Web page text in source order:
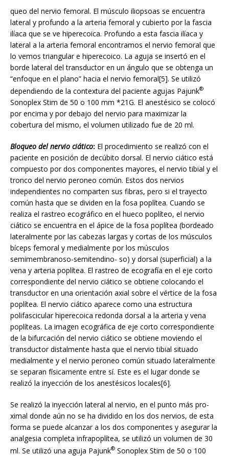
queo del nervio femoral. El músculo iliopsoas se encuentra
lateral y profundo a la arteria femoral y cubierto por la fascia
ilíaca que se ve hiperecoica. Profundo a esta fascia ilíaca y
lateral a la arteria femoral encontramos el nervio femoral que
lo vemos triangular e hiperecoico. La aguja se insertó en el
borde lateral del transductor en un ángulo que se obtenga un
“enfoque en el plano” hacia el nervio femoral[5]. Se utilizó
dependiendo de la contextura del paciente agujas Pajunk®
Sonoplex Stim de 50 o 100 mm *21G. El anestésico se colocó
por encima y por debajo del nervio para maximizar la
cobertura del mismo, el volumen utilizado fue de 20 ml.
Bloqueo del nervio ciático: El procedimiento se realizó con el
paciente en posición de decúbito dorsal. El nervio ciático está
compuesto por dos componentes mayores, el nervio tibial y el
tronco del nervio peroneo común. Estos dos nervios
independientes no comparten sus fibras, pero si el trayecto
común hasta que se dividen en la fosa poplítea. Cuando se
realiza el rastreo ecográfico en el hueco poplíteo, el nervio
ciático se encuentra en el ápice de la fosa poplítea (bordeado
lateralmente por las cabezas largas y cortas de los músculos
bíceps femoral y medialmente por los músculos
semimembranoso-semitendino- so) y dorsal (superficial) a la
vena y arteria poplítea. El rastreo de ecografía en el eje corto
correspondiente del nervio ciático se obtiene colocando el
transductor en una orientación axial sobre el vértice de la fosa
poplítea. El nervio ciático aparece como una estructura
polifascicular hiperecoica redonda dorsal a la arteria y vena
poplíteas. La imagen ecográfica de eje corto correspondiente
de la bifurcación del nervio ciático se obtiene moviendo el
transductor distalmente hasta que el nervio tibial situado
medialmente y el nervio peroneo común situado lateralmente
se separan físicamente entre sí. Este es el lugar donde se
realizó la inyección de los anestésicos locales[6].
Se realizó la inyección lateral al nervio, en el punto más pro-
ximal donde aún no se ha dividido en los dos nervios, de esta
forma se puede alcanzar a los dos componentes y asegurar la
analgesia completa infrapoplítea, se utilizó un volumen de 30
ml. Se utilizó una aguja Pajunk® Sonoplex Stim de 50 o 100